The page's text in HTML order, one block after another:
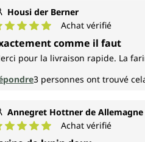
Housi der Berner
moyenne de 5 sur 5 étoiles
Achat vérifié
comme il faut
pour la livraison rapide. La
3 personnes ont trouvé
Annegret Hottner de Allemagne
moyenne de 5 sur 5 étoiles
Achat vérifié